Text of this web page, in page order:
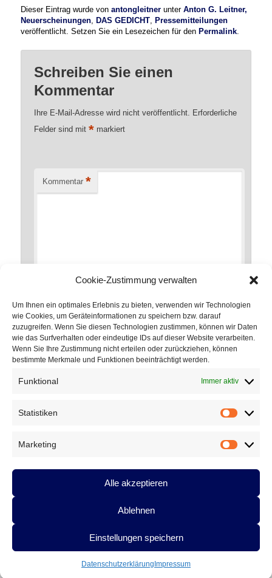
Cookie-Zustimmung verwalten
Um Ihnen ein optimales Erlebnis zu bieten, verwenden wir Technologien
wie Cookies, um Geräteinformationen zu speichern bzw. darauf
zuzugreifen. Wenn Sie diesen Technologien zustimmen, können wir Daten
wie das Surfverhalten oder eindeutige IDs auf dieser Website verarbeiten.
Wenn Sie Ihre Zustimmung nicht erteilen oder zurückziehen, können
bestimmte Merkmale und Funktionen beeinträchtigt werden.
Funktional Immer aktiv
Statistiken
Marketing
Marketing
Alle akzeptieren
Ablehnen
Einstellungen speichern
Datenschutzerklärung Impressum
Dieser Eintrag wurde vonantongleitner unterAnton G. Leitner,
Neuerscheinungen ,DAS GEDICHT ,Pressemitteilungen
veröffentlicht. Setzen Sie ein Lesezeichen für denPermalink
Schreiben Sie einen
Kommentar
Ihre E-Mail-Adresse wird nicht veröffentlicht.
Erforderliche
Felder sind mit* markiert
Kommentar *
Name *
Website
Datenschutzerklärung Stolz präsentiert von WordPress